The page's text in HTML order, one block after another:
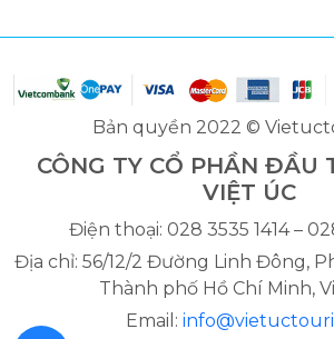
Bản quyền 2022 ©
CÔNG TY CỔ PHẦN ĐẦU
VIỆT ÚC
Điện thoại: 028 3535 1414 –
Địa chỉ: 56/12/2 Đường Linh Đông,
Thành phố Hồ Chí Minh,
Email: